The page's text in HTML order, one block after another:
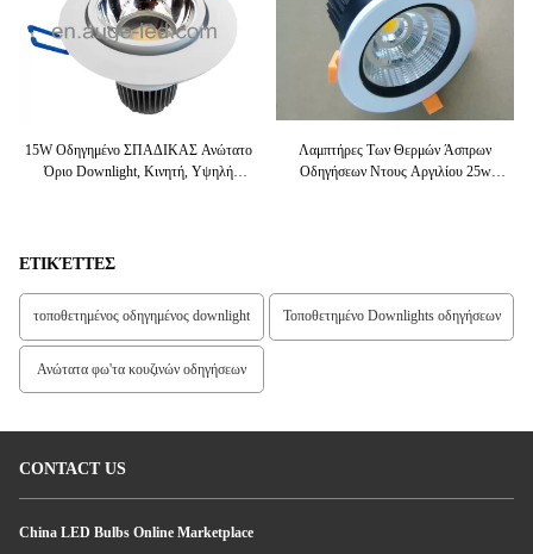
15W Οδηγημένο ΣΠΑΔΙΚΑΣ Ανώτατο
Όριο Downlight, Κινητή, Υψηλή
Λαμπτήρες Των Θερμών Άσπρων
Οδηγήσεων Ντους Αργιλίου 25w
ΕΤΙΚΈΤΤΕΣ
τοποθετημένος οδηγημένος downlight Τοποθετημένο Downlights οδηγήσεων
Ανώτατα φω'τα κουζινών οδηγήσεων
CONTACT US
China LED Bulbs Online Marketplace